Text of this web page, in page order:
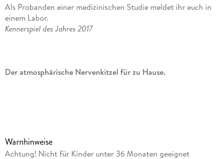
Als Probanden einer medizinischen Studie meldet ihr euch in
einem Labor.
Kennerspiel des Jahres 2017
Der atmosphärische Nervenkitzel für zu Hause.
einem Labor. Natürlich sind sie pünktlich vor Ort, doch außer
ihnen
Warnhinweise
Achtung! Nicht für Kinder unter 36 Monaten geeignet